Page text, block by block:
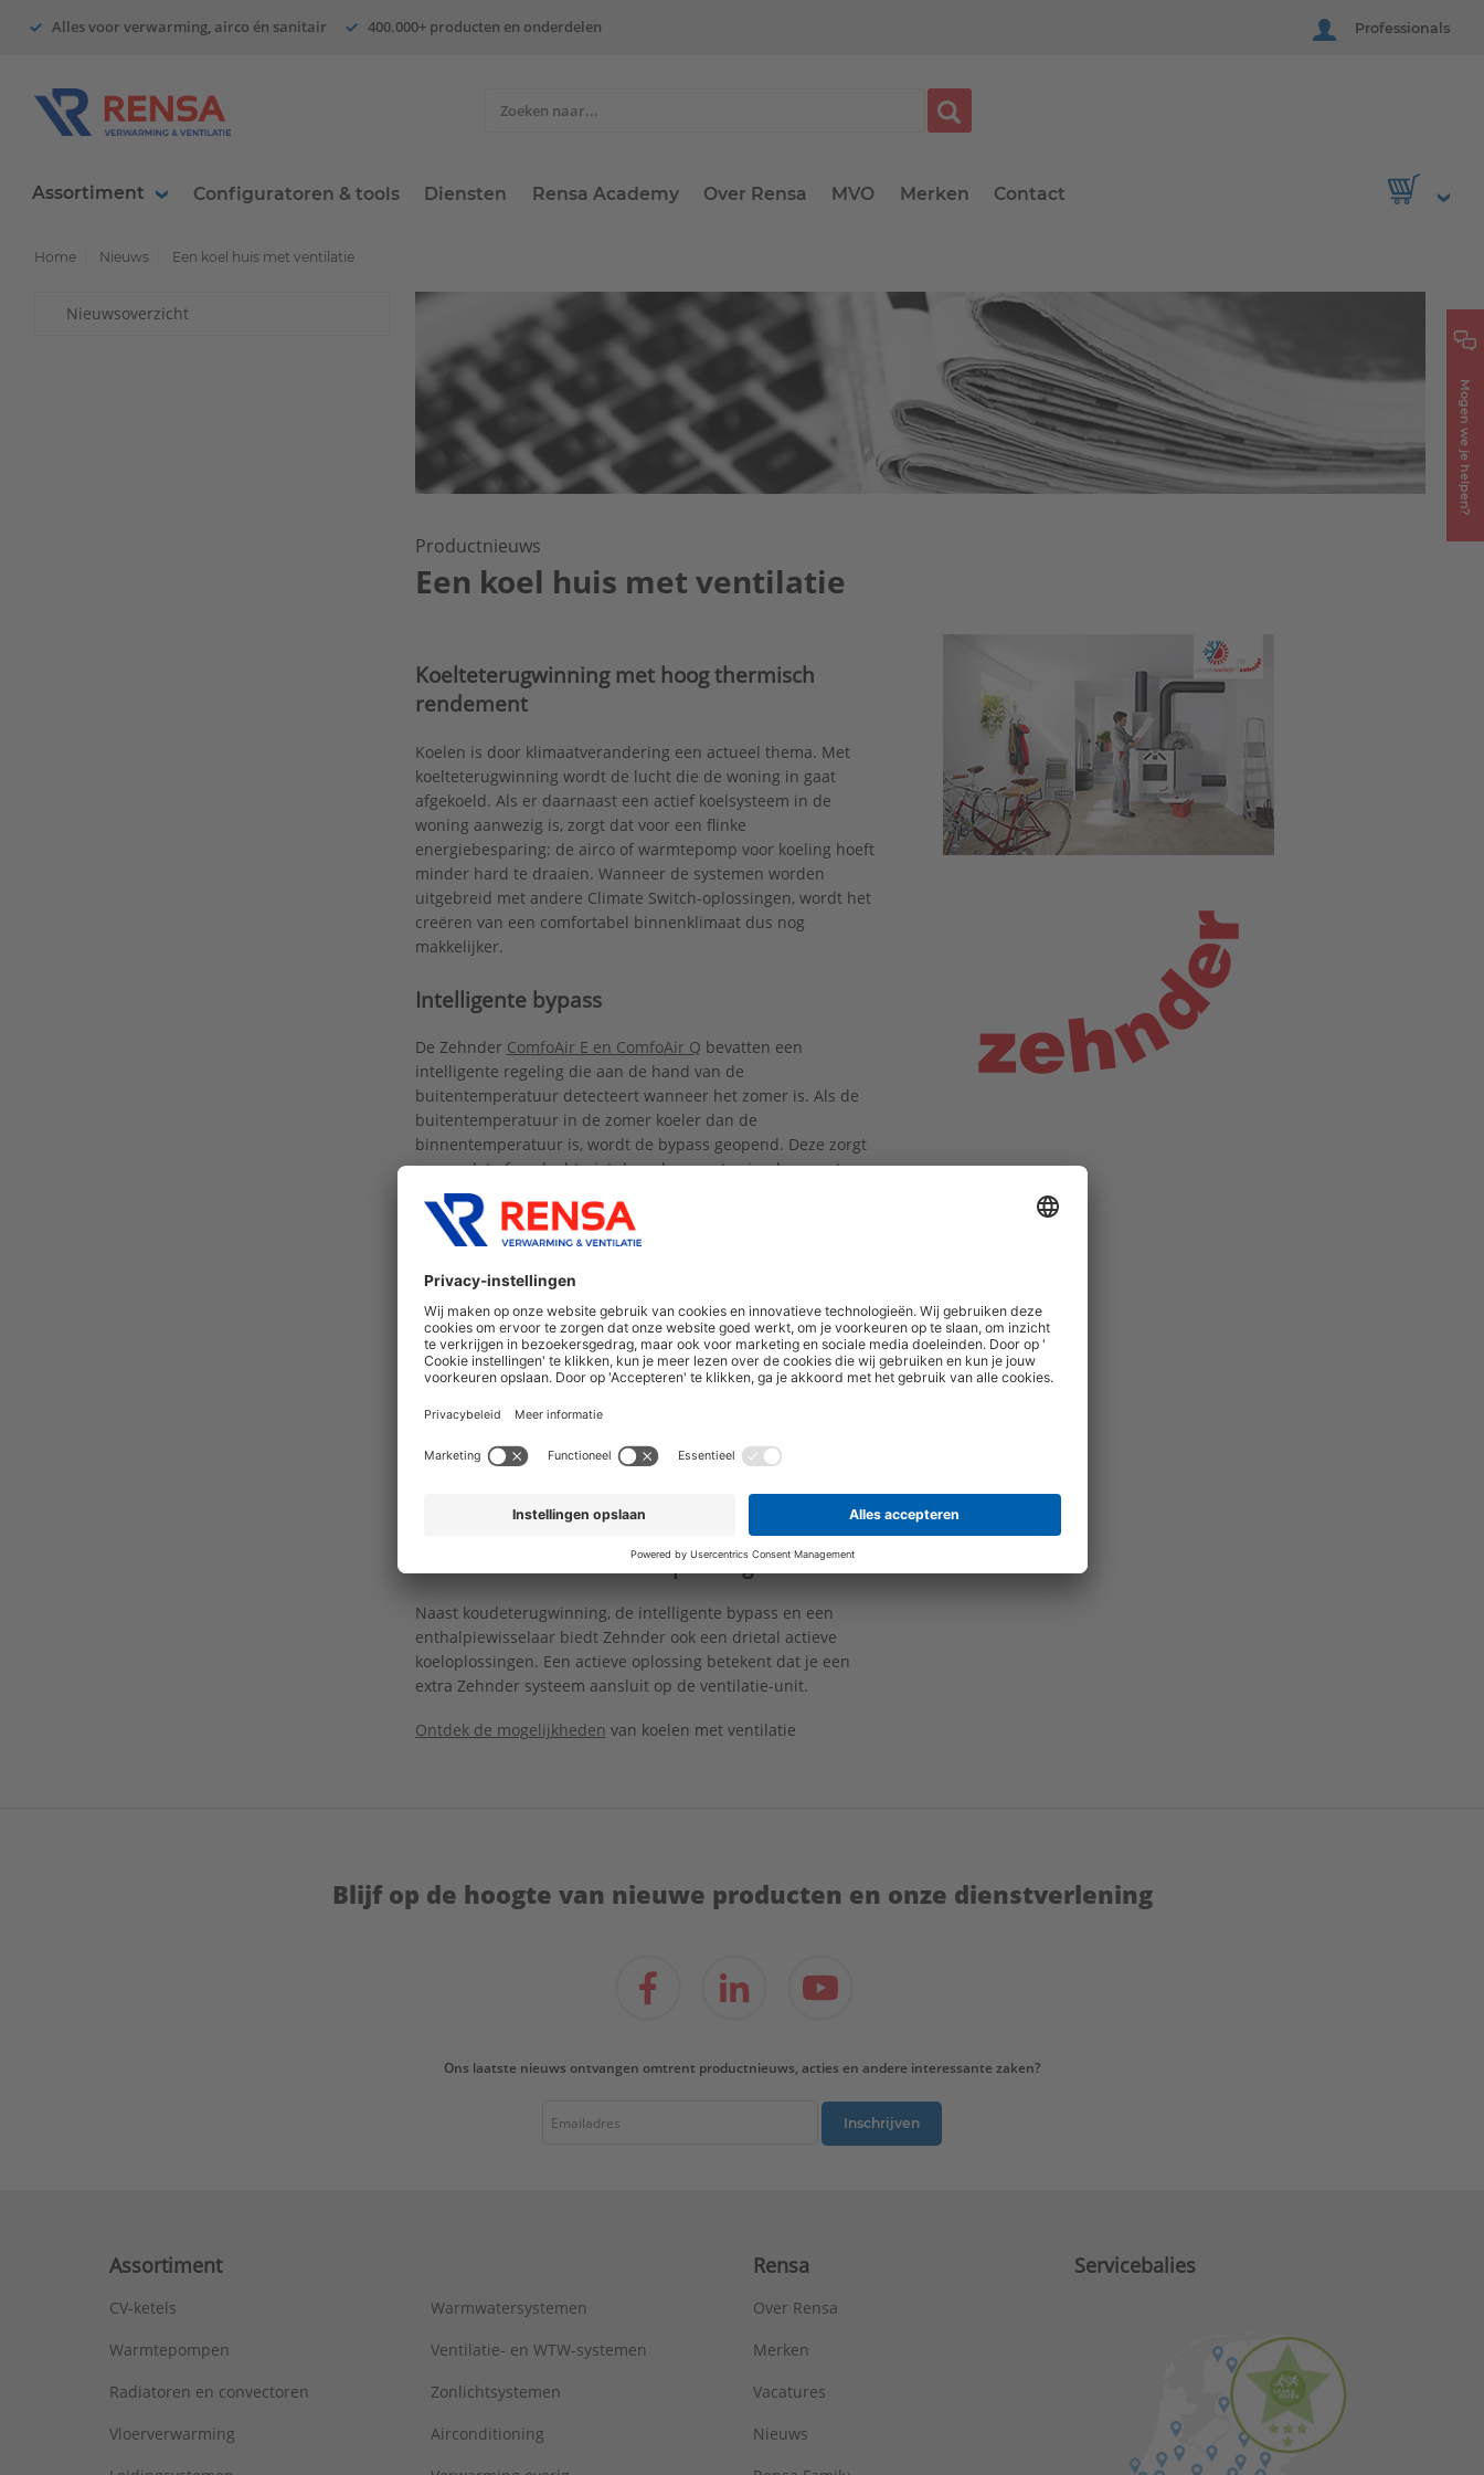
Alles voor verwarming, airco én sanitair 400.000+ producten en onderdelen Professionals
Assortiment Configuratoren & tools Diensten Rensa Academy Over Rensa MVO Merken Contact
Mogen we je helpen?
Home Nieuws Een koel huis met ventilatie
Nieuwsoverzicht
Productnieuws
Een koel huis met ventilatie
Koelteterugwinning met hoog thermisch
rendement
Koelen is door klimaatverandering een actueel thema. Met
koelteterugwinning wordt de lucht die de woning in gaat
afgekoeld. Als er daarnaast een actief koelsysteem in de
woning aanwezig is, zorgt dat voor een flinke
energiebesparing: de airco of warmtepomp voor koeling hoeft
minder hard te draaien. Wanneer de systemen worden
uitgebreid met andere Climate Switch-oplossingen, wordt het
creëren van een comfortabel binnenklimaat dus nog
makkelijker.
Intelligente bypass
De Zehnder ComfoAir E en ComfoAir Q bevatten een
intelligente regeling die aan de hand van de
buitentemperatuur detecteert wanneer het zomer is. Als de
buitentemperatuur in de zomer koeler dan de
binnentemperatuur is, wordt de bypass geopend. Deze zorgt
ervoor dat afvoerlucht niet door de warmtewisselaar gaat,
waardoor binnenkomende koudere buitenlucht niet wordt
opgewarmd en het koeler wordt in huis.
Een hoger ventilatie comfort
De enthalpiewisselaar van Zehnder zorgt voor terugwinning
van warmte, koelte en vocht, zonder dat daarbij geur, gassen
en andere verontreinigingen aan de toevoerluchtstroom
worden overgedragen. De vochtterugwinning wordt geregeld
door een gepatenteerde membraanconstructie. Vocht wordt
geen condensatie, hoeft er geen condensafvoer geplaatst te
dan bij een reguliere wisselaar.
Passieve- en actieve koeloplossingen
Naast koudeterugwinning, de intelligente bypass en een
enthalpiewisselaar biedt Zehnder ook een drietal actieve
koeloplossingen. Een actieve oplossing betekent dat je een
extra Zehnder systeem aansluit op de ventilatie-unit.
Ontdek de mogelijkheden van koelen met ventilatie
Blijf op de hoogte van nieuwe producten en onze dienstverlening
Ons laatste nieuws ontvangen omtrent productnieuws, acties en andere interessante zaken?
Inschrijven
Assortiment
CV-ketels
Warmtepompen
Radiatoren en convectoren
Vloerverwarming
Warmwatersystemen
Ventilatie- en WTW-systemen
Zonlichtsystemen
Airconditioning
Rensa
Over Rensa
Merken
Vacatures
Nieuws
Servicebalies